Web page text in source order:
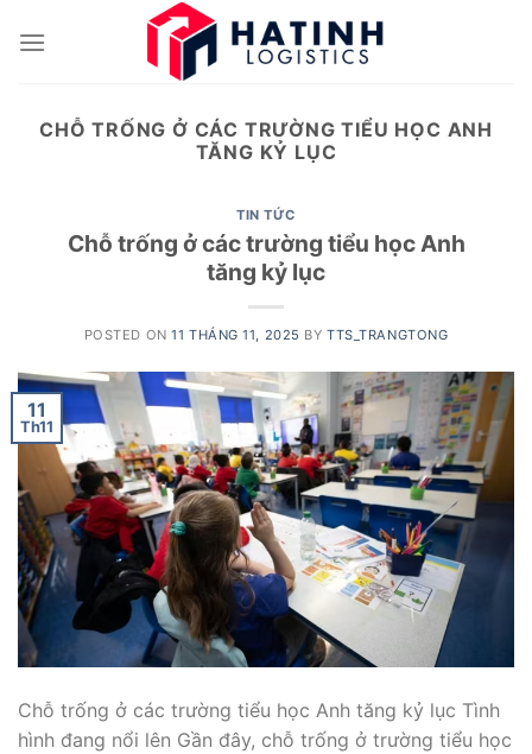
CHỖ TRỐNG Ở CÁC TRƯỜNG TIỂU HỌC ANH
TĂNG KỶ LỤC
TIN TỨC
Chỗ trống ở các trường tiểu học Anh
tăng kỷ lục
POSTED ON11 THÁNG 11, 2025 BYTTS_TRANGTONG
11
Th11
Chỗ trống ở các trường tiểu học Anh tăng kỷ lục Tình
hình đang nổi lên Gần đây, chỗ trống ở trường tiểu học